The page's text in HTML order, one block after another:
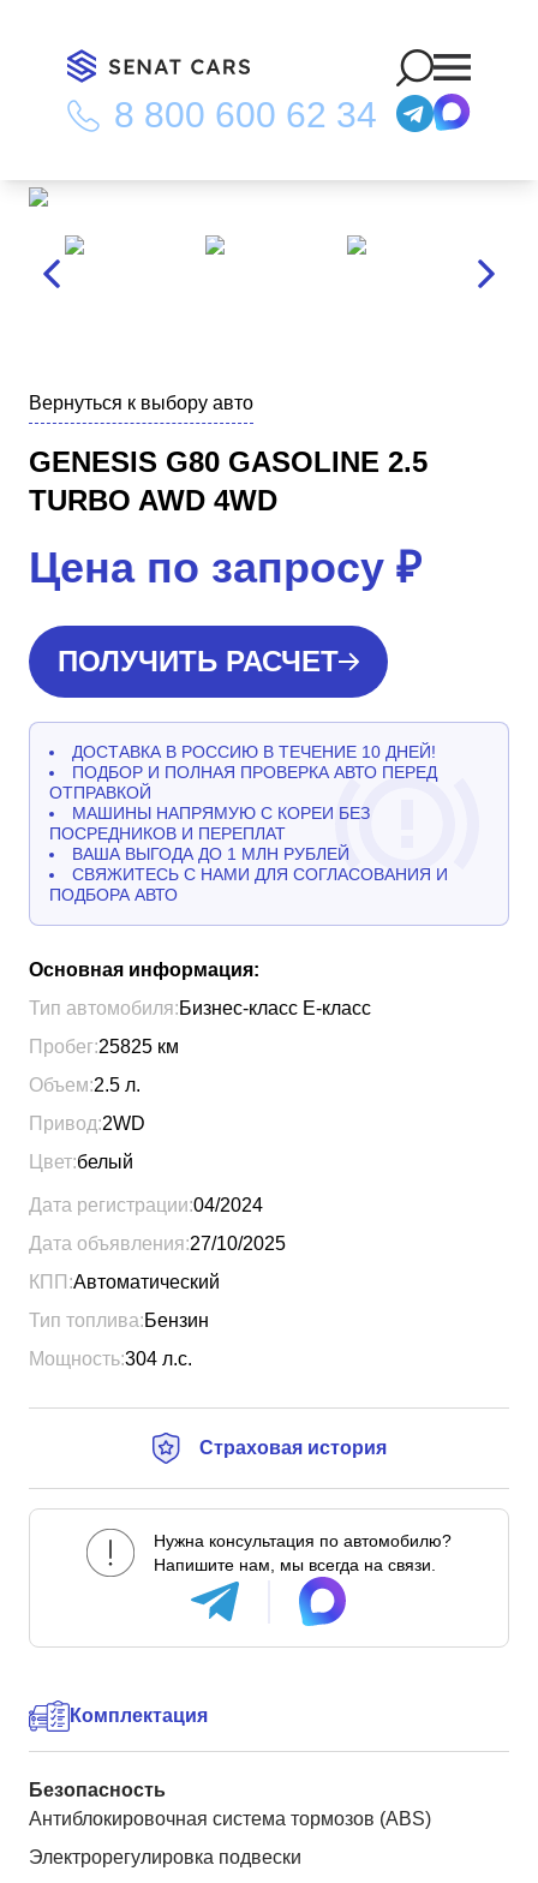
8 800 600 62 34
Главная Каталог/Genesis G80 Gasoline 2.5 Turbo AWD 4WD
Вернуться к выбору авто
GENESIS G80 GASOLINE 2.5
TURBO AWD 4WD
Цена по запросу ₽
ПОЛУЧИТЬ РАСЧЕТ
ДОСТАВКА В РОССИЮ В ТЕЧЕНИЕ 10 ДНЕЙ!
ПОДБОР И ПОЛНАЯ ПРОВЕРКА АВТО ПЕРЕД
ОТПРАВКОЙ
МАШИНЫ НАПРЯМУЮ С КОРЕИ БЕЗ
ПОСРЕДНИКОВ И ПЕРЕПЛАТ
ВАША ВЫГОДА ДО 1 МЛН РУБЛЕЙ
СВЯЖИТЕСЬ С НАМИ ДЛЯ СОГЛАСОВАНИЯ И
ПОДБОРА АВТО
Основная информация:
Тип автомобиля:Бизнес-класс Е-класс
Пробег:25825 км
Объем:2.5 л.
Привод:2WD
Цвет:белый
Дата регистрации:04/2024
Дата объявления:27/10/2025
КПП:Автоматический
Тип топлива:Бензин
Мощность:304 л.с.
Страховая история
Нужна консультация по автомобилю?
Напишите нам, мы всегда на связи.
Комплектация
Безопасность
Антиблокировочная система тормозов (ABS)
Электрорегулировка подвески